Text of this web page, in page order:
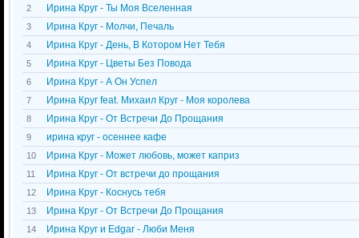
2 Ирина Круг - Ты Моя Вселенная
3 Ирина Круг - Молчи, Печаль
4 Ирина Круг - День, В Котором Нет Тебя
5 Ирина Круг - Цветы Без Повода
6 Ирина Круг - А Он Успел
7 Ирина Круг feat. Михаил Круг - Моя королева
8 Ирина Круг - От Встречи До Прощания
9 ирина круг - осеннее кафе
10 Ирина Круг - Может любовь, может каприз
11 Ирина Круг - От встречи до прощания
12 Ирина Круг - Коснусь тебя
13 Ирина Круг - От Встречи До Прощания
14 Ирина Круг и Edgar - Люби Меня